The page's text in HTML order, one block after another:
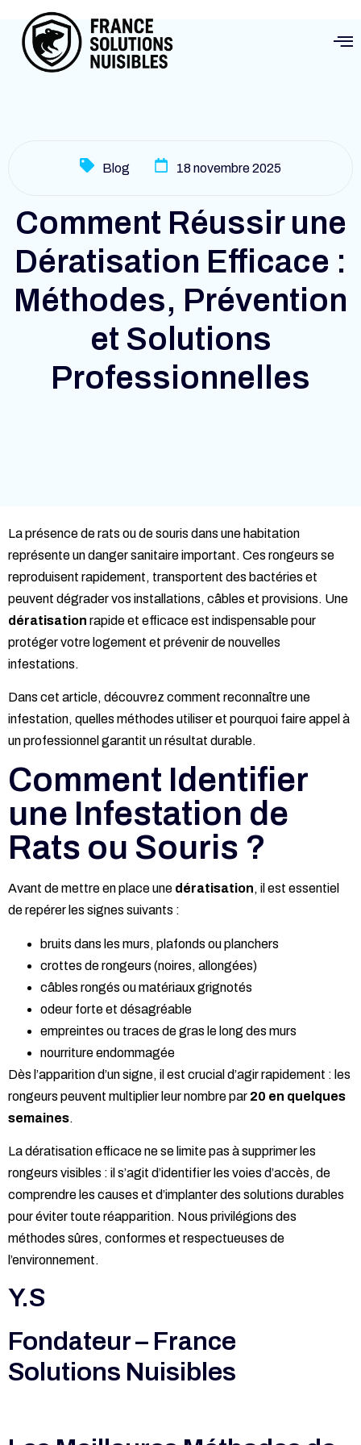
Blog 18 novembre 2025
Comment Réussir une
Dératisation Efficace :
Méthodes, Prévention
et Solutions
Professionnelles
La présence de rats ou de souris dans une habitation
représente un danger sanitaire important. Ces rongeurs se
reproduisent rapidement, transportent des bactéries et
peuvent dégrader vos installations, câbles et provisions. Une
dératisation rapide et efficace est indispensable pour
protéger votre logement et prévenir de nouvelles
infestations.
Dans cet article, découvrez comment reconnaître une
infestation, quelles méthodes utiliser et pourquoi faire appel à
un professionnel garantit un résultat durable.
Comment Identifier
une Infestation de
Rats ou Souris ?
Avant de mettre en place une dératisation, il est essentiel
de repérer les signes suivants :
bruits dans les murs, plafonds ou planchers
crottes de rongeurs (noires, allongées)
câbles rongés ou matériaux grignotés
odeur forte et désagréable
empreintes ou traces de gras le long des murs
nourriture endommagée
Dès l’apparition d’un signe, il est crucial d’agir rapidement : les
rongeurs peuvent multiplier leur nombre par 20 en quelques
semaines.
La dératisation efficace ne se limite pas à supprimer les
rongeurs visibles : il s’agit d’identifier les voies d’accès, de
comprendre les causes et d’implanter des solutions durables
pour éviter toute réapparition. Nous privilégions des
méthodes sûres, conformes et respectueuses de
l’environnement.
Y.S
Fondateur – France
Solutions Nuisibles